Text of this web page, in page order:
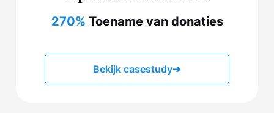
270% Toename van donaties
Bekijk casestudy➔